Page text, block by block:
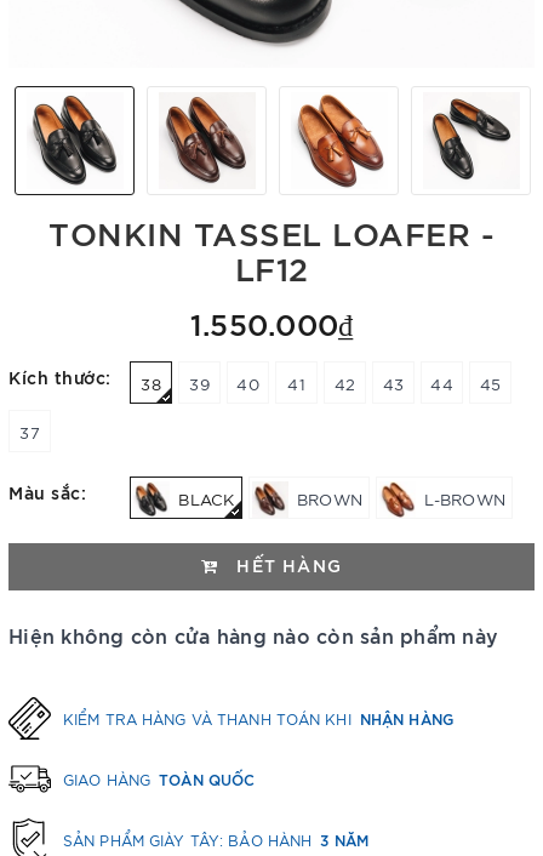
TONKIN TASSEL LOAFER -
LF12
1.550.000₫
Kích thước: 38 39 40 41 42 43 44 45
37
Màu sắc: BLACK BROWN L-BROWN
HẾT HÀNG
Hiện không còn cửa hàng nào còn sản phẩm này
KIỂM TRA HÀNG VÀ THANH TOÁN KHI NHẬN HÀNG
GIAO HÀNG TOÀN QUỐC
SẢN PHẨM GIÀY TÂY: BẢO HÀNH 3 NĂM